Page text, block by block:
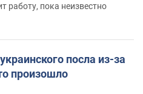
работу, пока неизвестно
посла из-за
произошло